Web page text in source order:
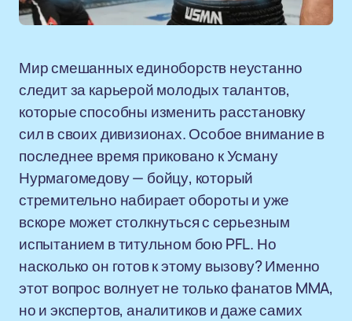
Мир смешанных единоборств неустанно
следит за карьерой молодых талантов,
которые способны изменить расстановку
сил в своих дивизионах. Особое внимание в
последнее время приковано к Усману
Нурмагомедову — бойцу, который
стремительно набирает обороты и уже
вскоре может столкнуться с серьезным
испытанием в титульном бою PFL. Но
насколько он готов к этому вызову? Именно
этот вопрос волнует не только фанатов MMA,
но и экспертов, аналитиков и даже самих